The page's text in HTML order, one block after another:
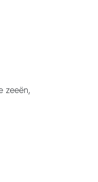
zeeën,